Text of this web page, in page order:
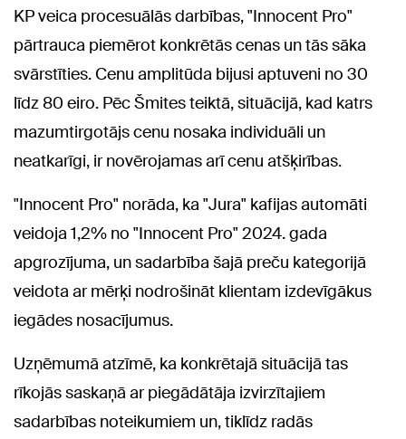
KP veica procesuālās darbības, "Innocent Pro"
pārtrauca piemērot konkrētās cenas un tās sāka
svārstīties. Cenu amplitūda bijusi aptuveni no 30
līdz 80 eiro. Pēc Šmites teiktā, situācijā, kad katrs
mazumtirgotājs cenu nosaka individuāli un
neatkarīgi, ir novērojamas arī cenu atšķirības.
"Innocent Pro" norāda, ka "Jura" kafijas automāti
veidoja 1,2% no "Innocent Pro" 2024. gada
apgrozījuma, un sadarbība šajā preču kategorijā
veidota ar mērķi nodrošināt klientam izdevīgākus
iegādes nosacījumus.
Uzņēmumā atzīmē, ka konkrētajā situācijā tas
rīkojās saskaņā ar piegādātāja izvirzītajiem
sadarbības noteikumiem un, tiklīdz radās